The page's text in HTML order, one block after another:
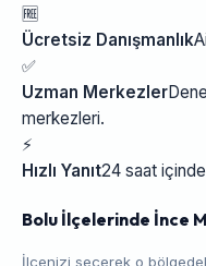
🆓
Ücretsiz Danışmanlık
✅
Uzman Merkezler
merkezleri.
⚡
Hızlı Yanıt24 saat
Bolu İlçelerinde İnce
İlçenizi seçerek o